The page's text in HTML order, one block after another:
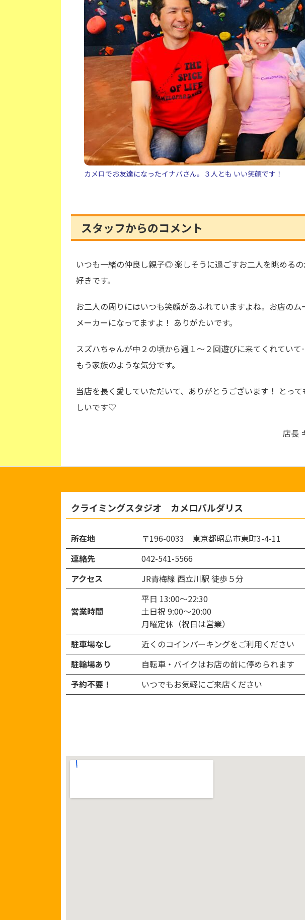
カメロでお友達になったイナバさん。３人とも いい笑顔です！
スタッフからのコメント
いつも一緒の仲良し親子◎ 楽しそうに過ごすお二人を眺める
好きです。
お二人の周りにはいつも笑顔があふれていますよね。お店のム
メーカーになってますよ！ ありがたいです。
スズハちゃんが中２の頃から週１～２回遊びに来てくれていて
もう家族のような気分です。
当店を長く愛していただいて、ありがとうございます！ とって
しいです♡
店長
クライミングスタジオ カメロパルダリス
所在地
〒196-0033 東京都昭島市東町3-4-11
連絡先
042-541-5566
アクセス
JR青梅線 西立川駅 徒歩５分
営業時間
平日 13:00～22:30
土日祝 9:00～20:00
月曜定休（祝日は営業）
駐車場なし
近くのコインパーキングをご利用ください
駐輪場あり
自転車・バイクはお店の前に停められます
予約不要！
いつでもお気軽にご来店ください